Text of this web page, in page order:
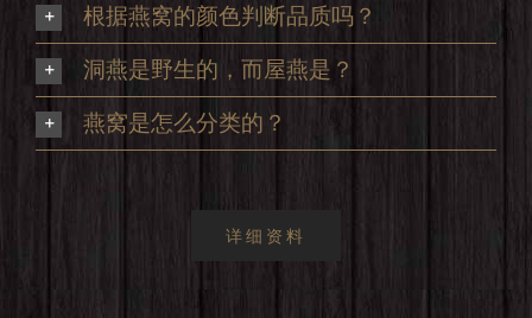
根据燕窝的颜色判断品质吗？
洞燕是野生的，而屋燕是？
燕窝是怎么分类的？
详细资料